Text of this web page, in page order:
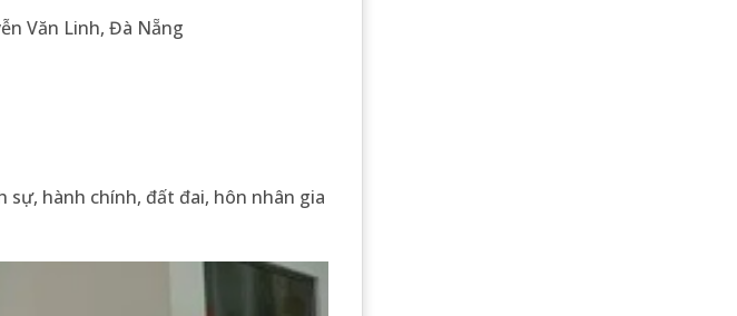
Văn Linh, Đà Nẵng
sự, hành chính, đất đai, hôn nhân gia